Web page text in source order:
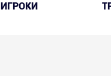
ИГРОКИ